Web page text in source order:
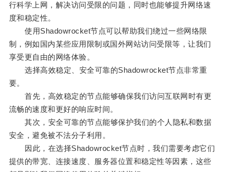
行科学上网，解决访问受限的问题，同时也能够提升网络速
度和稳定性。
使用Shadowrocket节点可以帮助我们绕过一些网络限
制，例如国内某些应用限制或国外网站访问受限等，让我们
享受更自由的网络体验。
选择高效稳定、安全可靠的Shadowrocket节点非常重
要。
首先，高效稳定的节点能够确保我们访问互联网时有更
流畅的速度和更好的响应时间。
其次，安全可靠的节点能够保护我们的个人隐私和数据
安全，避免被不法分子利用。
因此，在选择Shadowrocket节点时，我们需要考虑它们
提供的带宽、连接速度、服务器位置和稳定性等因素，这些